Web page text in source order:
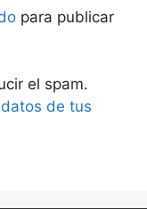
para publicar
el spam.
de tus